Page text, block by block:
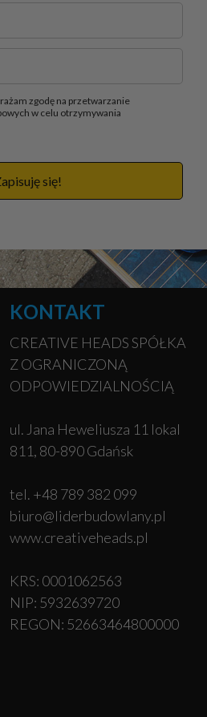
zgodę na przetwarzanie
w celu otrzymywania
się!
KONTAKT
CREATIVE HEADS SPÓŁKA
Z OGRANICZONĄ
ODPOWIEDZIALNOŚCIĄ
ul. Jana Heweliusza 11 lokal
811, 80-890 Gdańsk
tel. +48 789 382 099
biuro@liderbudowlany.pl
www.creativeheads.pl
KRS: 0001062563
NIP: 5932639720
REGON: 52663464800000